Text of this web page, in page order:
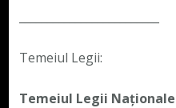
Temeiul Legii:
Temeiul Legii